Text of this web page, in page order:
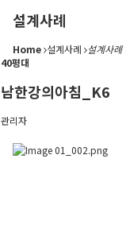
설계사례
Home 설계사례 설계사례
40평대
남한강의아침_K6
관리자